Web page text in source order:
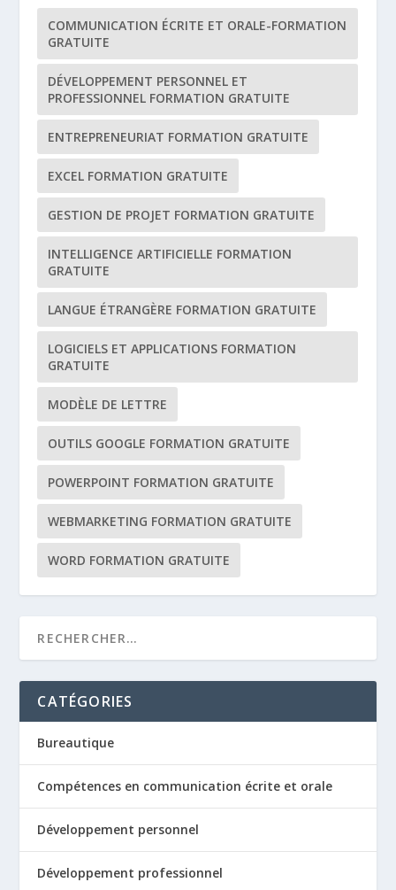
COMMUNICATION ÉCRITE ET ORALE-FORMATION
GRATUITE
DÉVELOPPEMENT PERSONNEL ET
PROFESSIONNEL FORMATION GRATUITE
ENTREPRENEURIAT FORMATION GRATUITE
EXCEL FORMATION GRATUITE
GESTION DE PROJET FORMATION GRATUITE
INTELLIGENCE ARTIFICIELLE FORMATION
GRATUITE
LANGUE ÉTRANGÈRE FORMATION GRATUITE
LOGICIELS ET APPLICATIONS FORMATION
GRATUITE
MODÈLE DE LETTRE
OUTILS GOOGLE FORMATION GRATUITE
POWERPOINT FORMATION GRATUITE
WEBMARKETING FORMATION GRATUITE
WORD FORMATION GRATUITE
CATÉGORIES
Bureautique
Compétences en communication écrite et orale
Développement personnel
Développement professionnel